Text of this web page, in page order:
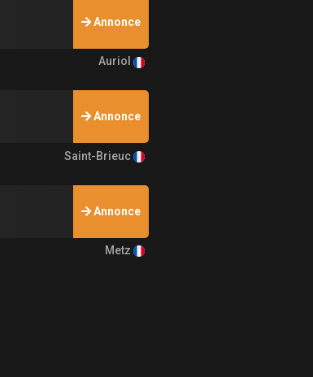
Annonce
Auriol
Annonce
Saint-Brieuc
Annonce
Metz